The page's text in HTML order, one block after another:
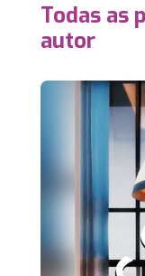
Todas as
autor